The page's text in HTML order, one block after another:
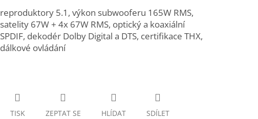
reproduktory 5.1, výkon subwooferu 165W RMS,
satelity 67W + 4x 67W RMS, optický a koaxiální
SPDIF, dekodér Dolby Digital a DTS, certifikace THX,
dálkové ovládání
TISK ZEPTAT SE HLÍDAT SDÍLET